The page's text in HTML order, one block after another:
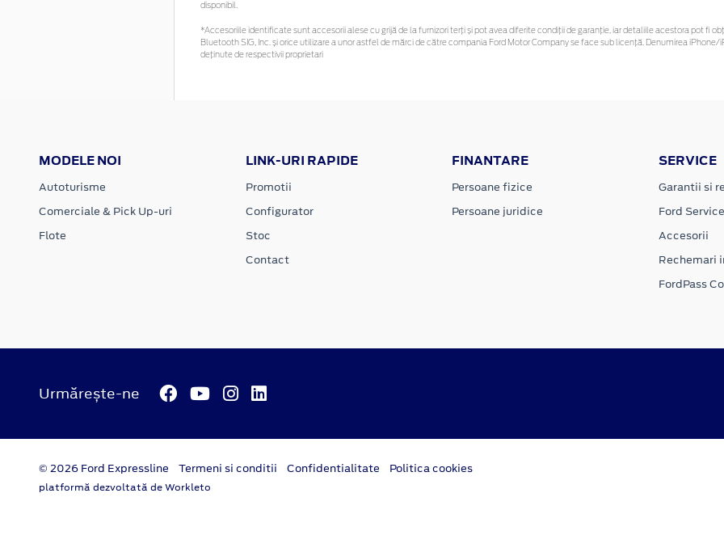
disponibil.
*Accesoriile identificate sunt accesorii alese cu grijă de la furnizori terți și pot avea diferite condiții de garanție, iar detaliile acestora pot fi
Bluetooth SIG, Inc. și orice utilizare a unor astfel de mărci de către compania Ford Motor Company se face sub licență. Denumirea
deținute de respectivii proprietari
MODELE NOI
Autoturisme
Comerciale & Pick Up-uri
Flote
LINK-URI RAPIDE
Promotii
Configurator
Stoc
Contact
FINANTARE
Persoane fizice
Persoane juridice
SERVICE
Garantii si
Ford
Accesorii
Rechemari
FordPass
Urmărește-ne
© 2026 Ford Expressline Termeni si conditii Confidentialitate Politica cookies
platformă dezvoltată de Workleto